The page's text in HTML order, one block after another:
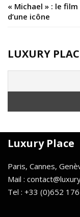
« Michael » : le
d’une icône
LUXURY
Luxury Place
Paris, Cannes,
Mail :
Tel : +33 (0)652